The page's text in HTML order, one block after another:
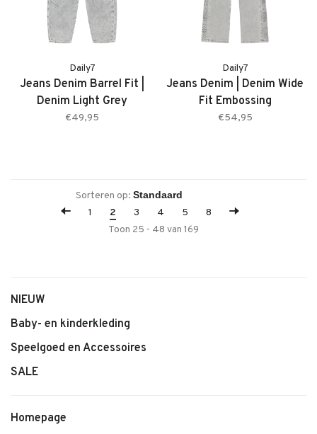
Daily7
Jeans Denim Barrel Fit |
Denim Light Grey
€49,95
Daily7
Jeans Denim | Denim Wide
Fit Embossing
€54,95
Sorteren op:
1
2 3 4 5
8
Toon 25 - 48 van 169
NIEUW
Baby- en kinderkleding
Speelgoed en Accessoires
SALE
Homepage